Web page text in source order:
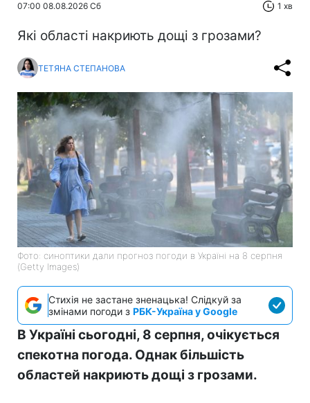
07:00 08.08.2026 Сб 1 хв
Які області накриють дощі з грозами?
ТЕТЯНА СТЕПАНОВА
Фото: синоптики дали прогноз погоди в Україні на 8 серпня
(Getty Images)
Стихія не застане зненацька! Слідкуй за
змінами погоди з РБК-Україна у Google
В Україні сьогодні, 8 серпня, очікується
спекотна погода. Однак більшість
областей накриють дощі з грозами.